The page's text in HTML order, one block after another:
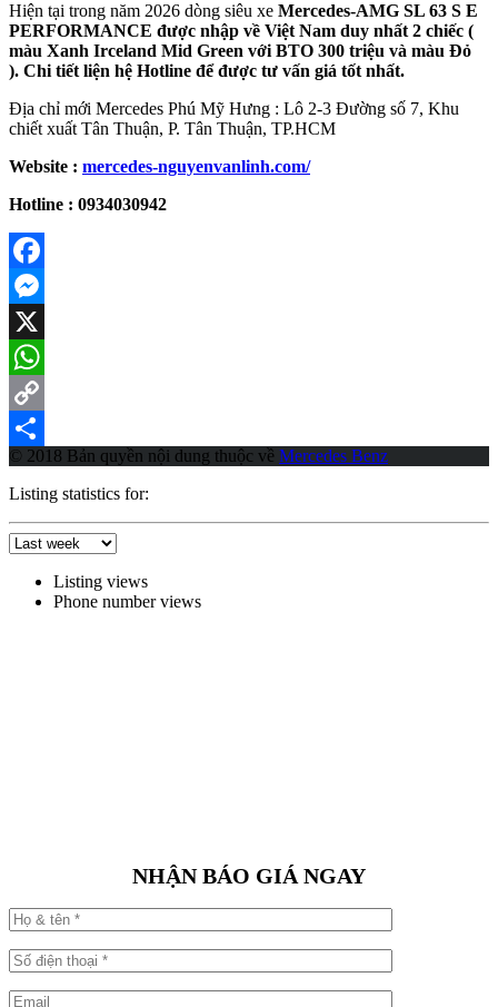
Hiện tại trong năm 2026 dòng siêu xe Mercedes-AMG SL 63 S E
PERFORMANCE được nhập về Việt Nam duy nhất 2 chiếc (
màu Xanh Irceland Mid Green với BTO 300 triệu và màu Đỏ
). Chi tiết liện hệ Hotline để được tư vấn giá tốt nhất.
Địa chỉ mới Mercedes Phú Mỹ Hưng : Lô 2-3 Đường số 7, Khu
chiết xuất Tân Thuận, P. Tân Thuận, TP.HCM
Website : mercedes-nguyenvanlinh.com/
Hotline : 0934030942
Facebook
Messenger
X
WhatsApp
Copy
Link
Share
© 2018 Bản quyền nội dung thuộc về Mercedes Benz
Listing statistics for:
Listing views
Phone number views
NHẬN BÁO GIÁ NGAY